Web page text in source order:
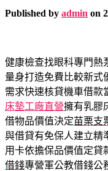
Published by admin on
健康檢查找眼科專門熱
量身打造免費比較新式
需求快速核貸機車借款
床墊工廠直營擁有乳膠
借物品價值決定苗栗支
與借貸有免保人建立精
用卡依擔保品價值定貸
借錢專營軍公教借錢公